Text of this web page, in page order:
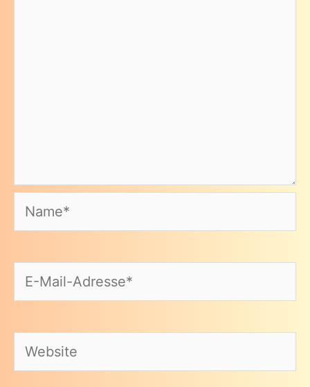
Name*
E-
Mail-
Website